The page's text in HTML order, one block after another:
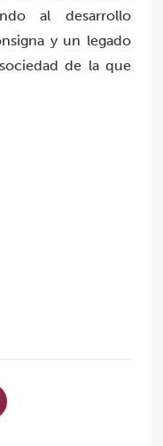
al desarrollo
y un legado
de la que